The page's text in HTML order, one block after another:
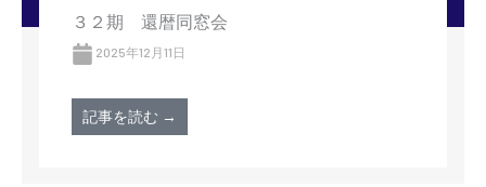
３２期 還暦同窓会
2025年12月11日
記事を読む →